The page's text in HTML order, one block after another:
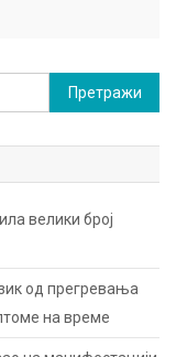
Претрага
за:
велики број
од прегревања
на време